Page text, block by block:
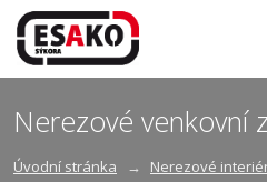
Nerezové venkovní
Úvodní stránka
Nerezové